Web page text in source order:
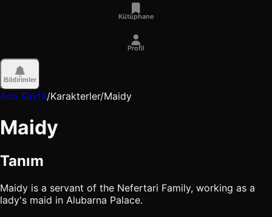
Kütüphane
Profil
Bildirimler
Ana Sayfa/Karakterler/Maidy
Maidy
Tanım
Maidy is a servant of the Nefertari Family, working as a
lady's maid in Alubarna Palace.